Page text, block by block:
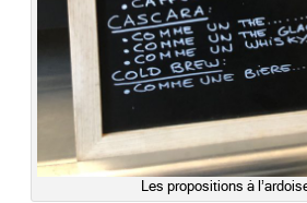
Les propositions à